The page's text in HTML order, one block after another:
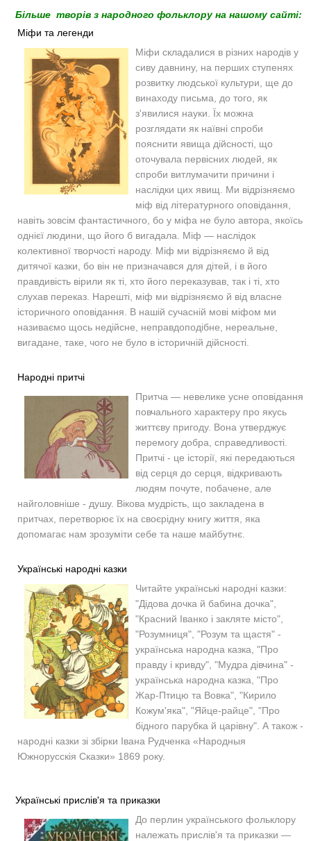
Більше творів з народного фольклору на нашому сайті:
Міфи та легенди
Міфи складалися в різних народів у
сиву давнину, на перших ступенях
розвитку людської культури, ще до
винаходу письма, до того, як
з'явилися науки. Їх можна
розглядати як наївні спроби
пояснити явища дійсності, що
оточувала первісних людей, як
спроби витлумачити причини і
наслідки цих явищ. Ми відрізняємо
міф від літературного оповідання,
навіть зовсім фантастичного, бо у міфа не було автора, якоїсь
однієї людини, що його б вигадала. Міф — наслідок
колективної творчості народу. Міф ми відрізняємо й від
дитячої казки, бо він не призначався для дітей, і в його
правдивість вірили як ті, хто його переказував, так і ті, хто
слухав переказ. Нарешті, міф ми відрізняємо й від власне
історичного оповідання. В нашій сучасній мові міфом ми
називаємо щось недійсне, неправдоподібне, нереальне,
вигадане, таке, чого не було в історичній дійсності.
Народні притчі
Притча — невелике усне оповідання
повчального характеру про якусь
життєву пригоду. Вона утверджує
перемогу добра, cправедливості.
Притчі - це історії, які передаються
від серця до серця, відкривають
людям почуте, побачене, але
найголовніше - душу. Вікова мудрість, що закладена в
притчах, перетворює їх на своєрідну книгу життя, яка
допомагає нам зрозуміти себе та наше майбутнє.
Українські народні казки
Читайте українські народні казки:
"Дідова дочка й бабина дочка",
"Красний Іванко і закляте місто",
"Розумниця", "Розум та щастя" -
українська народна казка, "Про
правду і кривду", "Мудра дівчина" -
українська народна казка, "Про
Жар-Птицю та Вовка", "Кирило
Кожум'яка", "Яйце-райце", "Про
бідного парубка й царівну". А також -
народні казки зі збірки Івана Рудченка «Народныя
Южнорусскія Сказки» 1869 року.
Українські прислів'я та приказки
До перлин українського фольклору
належать прислів'я та приказки —